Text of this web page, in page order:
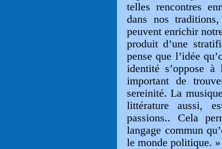
telles rencontres
dans nos
peuvent enrichir
produit d’une
pense que l’idée
identité s’oppose
important de
sereinité. La
littérature aussi,
passions.. Cela
langage commun
le monde politique. »